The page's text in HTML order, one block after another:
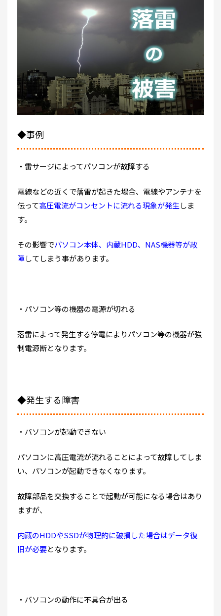
◆事例
・雷サージによってパソコンが故障する
電線などの近くで落雷が起きた場合、電線やアンテナを
伝って高圧電流がコンセントに流れる現象が発生しま
す。
その影響でパソコン本体、内蔵HDD、NAS機器等が故
障してしまう事があります。
・パソコン等の機器の電源が切れる
落雷によって発生する停電によりパソコン等の機器が強
制電源断となります。
◆発生する障害
・パソコンが起動できない
パソコンに高圧電流が流れることによって故障してしま
い、パソコンが起動できなくなります。
故障部品を交換することで起動が可能になる場合はあり
ますが、
内蔵のHDDやSSDが物理的に破損した場合はデータ復
旧が必要となります。
・パソコンの動作に不具合が出る